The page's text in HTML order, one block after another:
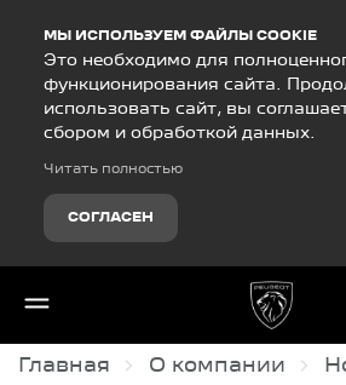
МЫ ИСПОЛЬЗУЕМ ФАЙЛЫ COOKIE
Это необходимо для
функционирования сайта.
использовать сайт, вы
сбором и обработкой данных.
Читать полностью
СОГЛАСЕН
Главная О компании